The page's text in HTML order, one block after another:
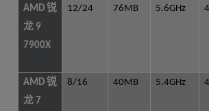
AMD 锐
龙 9
7900X
12/24 76MB 5.6GHz
AMD 锐
龙 7
8/16 40MB 5.4GHz